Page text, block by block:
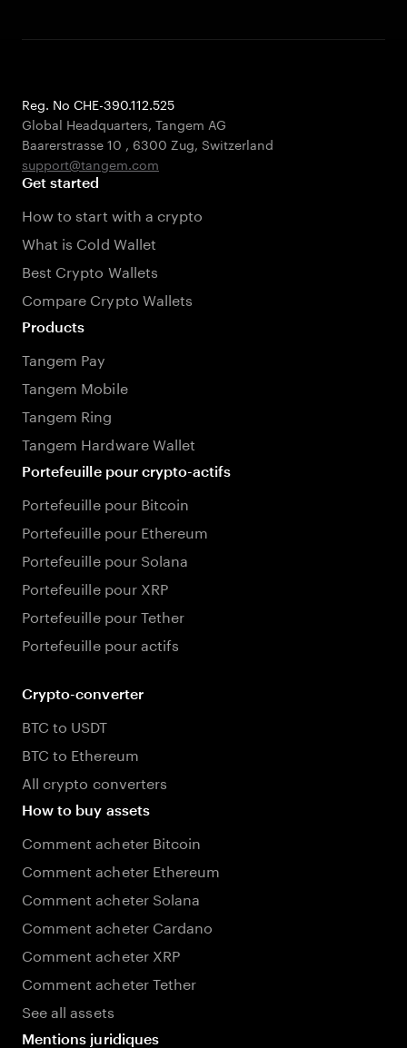
Reg. No CHE-390.112.525
Global Headquarters, Tangem AG
Baarerstrasse 10 , 6300 Zug, Switzerland
support@tangem.com
Get started
How to start with a crypto
What is Cold Wallet
Best Crypto Wallets
Compare Crypto Wallets
Products
Tangem Pay
Tangem Mobile
Tangem Ring
Tangem Hardware Wallet
Portefeuille pour crypto-actifs
Portefeuille pour Bitcoin
Portefeuille pour Ethereum
Portefeuille pour Solana
Portefeuille pour XRP
Portefeuille pour Tether
Portefeuille pour actifs
Crypto-converter
BTC to USDT
BTC to Ethereum
All crypto converters
How to buy assets
Comment acheter Bitcoin
Comment acheter Ethereum
Comment acheter Solana
Comment acheter Cardano
Comment acheter XRP
Comment acheter Tether
See all assets
Mentions juridiques